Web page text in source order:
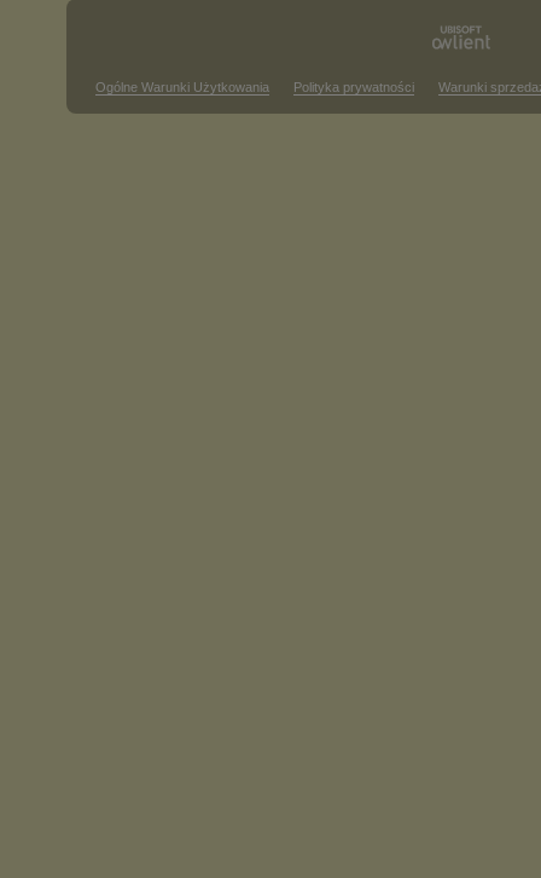
Ogólne Warunki Użytkowania Polityka prywatności Warunki